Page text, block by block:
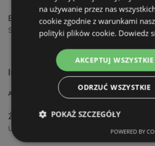
Biedronka
Sienkiewicza 32, 72-510 Wolin
Inne sklepy Supermarkety w
ADRES
Żabka
Ul. Barlickiego 4d / 2, 72-602 Świnoujście
na używanie przez nas
cookie zgodnie z warunkami
polityki plików cookie. Dowiedz
AKCEPTUJ WSZYSTKIE
ODRZUĆ WSZYSTKIE
POKAŻ SZCZEGÓŁY
POWERED BY